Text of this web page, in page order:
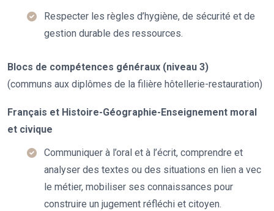
Respecter les règles d’hygiène, de sécurité et de
gestion durable des ressources.
Blocs de compétences généraux (niveau 3)
(communs aux diplômes de la filière hôtellerie-restauration)
Français et Histoire-Géographie-Enseignement moral
et civique
Communiquer à l’oral et à l’écrit, comprendre et
analyser des textes ou des situations en lien a vec
le métier, mobiliser ses connaissances pour
construire un jugement réfléchi et citoyen.